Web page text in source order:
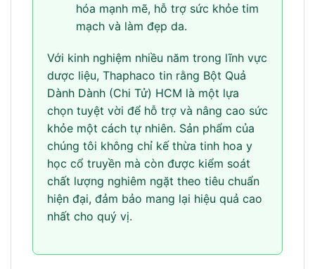
hóa mạnh mẽ, hỗ trợ sức khỏe tim
mạch và làm đẹp da.
Với kinh nghiệm nhiều năm trong lĩnh vực
dược liệu, Thaphaco tin rằng Bột Quả
Dành Dành (Chi Tử) HCM là một lựa
chọn tuyệt vời để hỗ trợ và nâng cao sức
khỏe một cách tự nhiên. Sản phẩm của
chúng tôi không chỉ kế thừa tinh hoa y
học cổ truyền mà còn được kiểm soát
chất lượng nghiêm ngặt theo tiêu chuẩn
hiện đại, đảm bảo mang lại hiệu quả cao
nhất cho quý vị.